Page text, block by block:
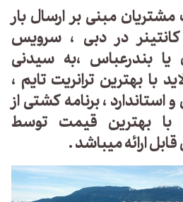
مبنی بر ارسال بار
در دبی ، سرویس
یا بندرعباس ،به سیدنی
با بهترین ترانریت تایم ،
، برنامه کشتی از
بهترین قیمت توسط
ارائه میباشد .